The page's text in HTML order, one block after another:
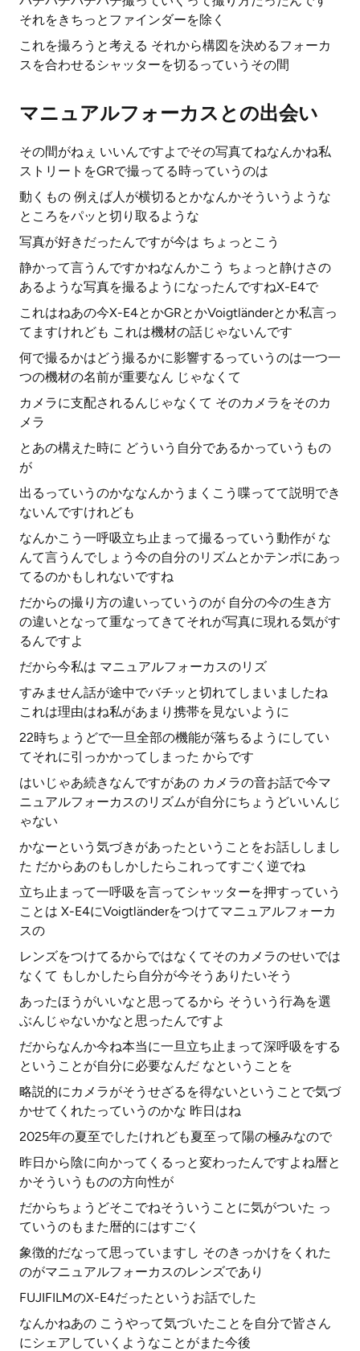
それをきちっとファインダーを除く
これを撮ろうと考える それから構図を決めるフォーカ
スを合わせるシャッターを切るっていうその間
マニュアルフォーカスとの出会い
その間がねぇ いいんですよでその写真てねなんかね私
ストリートをGRで撮ってる時っていうのは
動くもの 例えば人が横切るとかなんかそういうような
ところをパッと切り取るような
写真が好きだったんですが今は ちょっとこう
静かって言うんですかねなんかこう ちょっと静けさの
あるような写真を撮るようになったんですねX-E4で
これはねあの今X-E4とかGRとかVoigtländerとか私言っ
てますけれども これは機材の話じゃないんです
何で撮るかはどう撮るかに影響するっていうのは一つ一
つの機材の名前が重要なん じゃなくて
カメラに支配されるんじゃなくて そのカメラをそのカ
メラ
とあの構えた時に どういう自分であるかっていうもの
が
出るっていうのかななんかうまくこう喋ってて説明でき
ないんですけれども
なんかこう一呼吸立ち止まって撮るっていう動作が な
んて言うんでしょう今の自分のリズムとかテンポにあっ
てるのかもしれないですね
だからの撮り方の違いっていうのが 自分の今の生き方
の違いとなって重なってきてそれが写真に現れる気がす
るんですよ
だから今私は マニュアルフォーカスのリズ
すみません話が途中でバチッと切れてしまいましたね
これは理由はね私があまり携帯を見ないように
22時ちょうどで一旦全部の機能が落ちるようにしてい
てそれに引っかかってしまった からです
はいじゃあ続きなんですがあの カメラの音お話で今マ
ニュアルフォーカスのリズムが自分にちょうどいいんじ
ゃない
かなーという気づきがあったということをお話ししまし
た だからあのもしかしたらこれってすごく逆でね
立ち止まって一呼吸を言ってシャッターを押すっていう
ことは X-E4にVoigtländerをつけてマニュアルフォーカ
スの
レンズをつけてるからではなくてそのカメラのせいでは
なくて もしかしたら自分が今そうありたいそう
あったほうがいいなと思ってるから そういう行為を選
ぶんじゃないかなと思ったんですよ
だからなんか今ね本当に一旦立ち止まって深呼吸をする
ということが自分に必要なんだ なということを
略説的にカメラがそうせざるを得ないということで気づ
かせてくれたっていうのかな 昨日はね
2025年の夏至でしたけれども夏至って陽の極みなので
昨日から陰に向かってくるっと変わったんですよね暦と
かそういうものの方向性が
だからちょうどそこでねそういうことに気がついた っ
ていうのもまた暦的にはすごく
象徴的だなって思っていますし そのきっかけをくれた
のがマニュアルフォーカスのレンズであり
FUJIFILMのX-E4だったというお話でした
なんかねあの こうやって気づいたことを自分で皆さん
にシェアしていくようなことがまた今後